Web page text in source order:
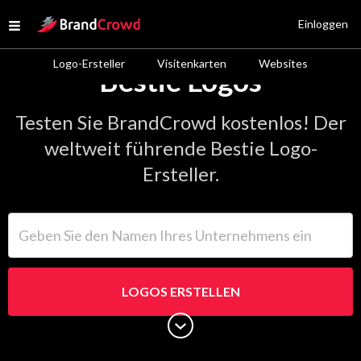
Open menu
Site Logo
Logo-Ersteller Visitenkarten Websites
Einloggen
Bestie Logos
Testen Sie BrandCrowd kostenlos! Der
weltweit führende Bestie Logo-
Ersteller.
LOGOS ERSTELLEN